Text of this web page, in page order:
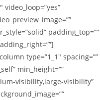
video_loop=”yes”
padding_top=””
type=”1_1″ spacing=””
min_height=””
visibility,large-visibility”